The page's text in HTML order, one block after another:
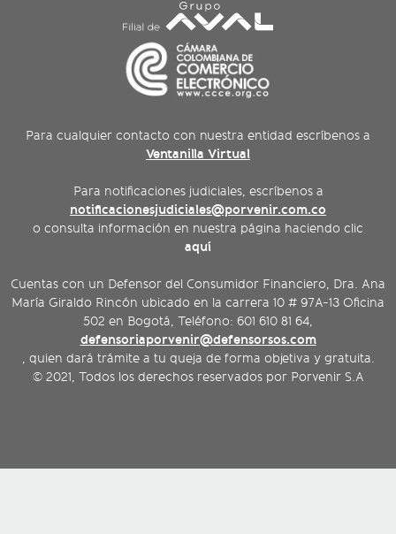
Para cualquier contacto con nuestra entidad escríbenos a
Ventanilla Virtual
Para notificaciones judiciales, escríbenos a
notificacionesjudiciales@porvenir.com.co
o consulta información en nuestra página haciendo clic
aquí
Cuentas con un Defensor del Consumidor Financiero, Dra. Ana
María Giraldo Rincón ubicado en la carrera 10 # 97A-13 Oficina
502 en Bogotá, Teléfono: 601 610 81 64,
defensoriaporvenir@defensorsos.com
, quien dará trámite a tu queja de forma objetiva y gratuita.
© 2021, Todos los derechos reservados por Porvenir S.A